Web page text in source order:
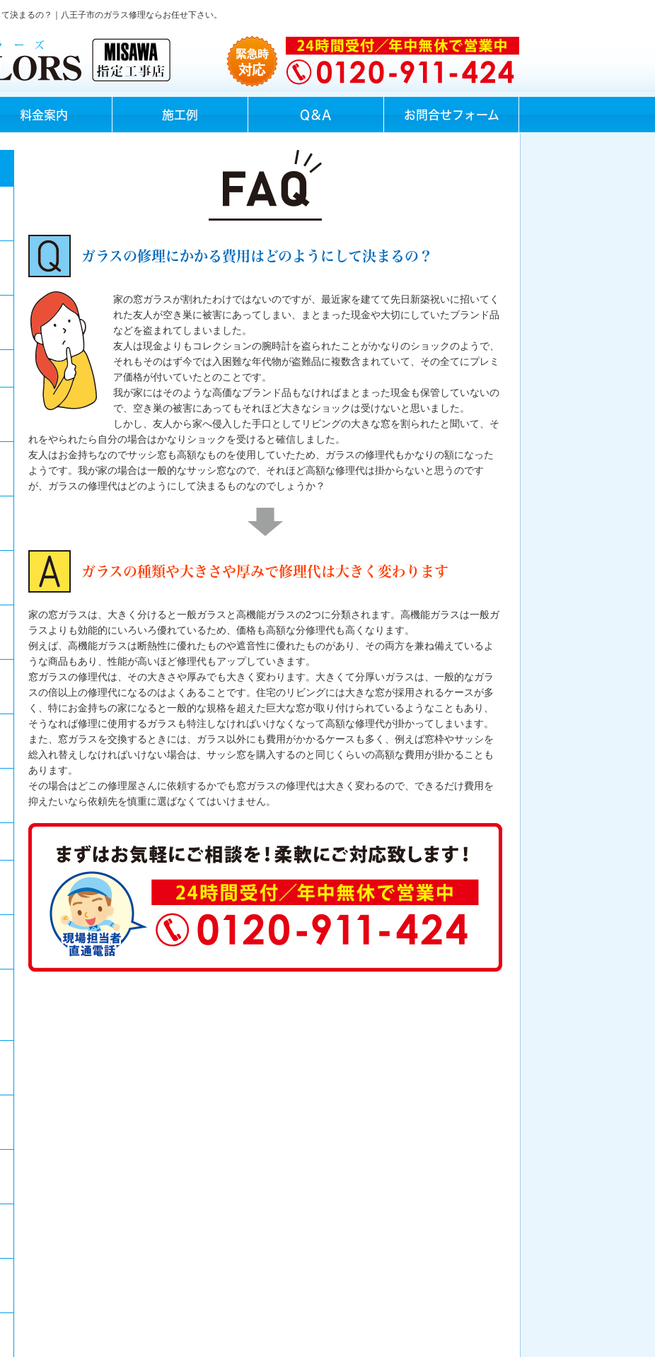
決まるの？｜八王子市のガラス修理ならお任せ下さい。
料金案内 施工例 Q＆A お問合せフォーム
ガラスの修理にかかる費用はどのようにして決まるの？
家の窓ガラスが割れたわけではないのですが、最近家を建てて先日新築祝いに招いてく
れた友人が空き巣に被害にあってしまい、まとまった現金や大切にしていたブランド品
などを盗まれてしまいました。
友人は現金よりもコレクションの腕時計を盗られたことがかなりのショックのようで、
それもそのはず今では入困難な年代物が盗難品に複数含まれていて、その全てにプレミ
ア価格が付いていたとのことです。
我が家にはそのような高価なブランド品もなければまとまった現金も保管していないの
で、空き巣の被害にあってもそれほど大きなショックは受けないと思いました。
しかし、友人から家へ侵入した手口としてリビングの大きな窓を割られたと聞いて、そ
れをやられたら自分の場合はかなりショックを受けると確信しました。
友人はお金持ちなのでサッシ窓も高額なものを使用していたため、ガラスの修理代もかなりの額になった
ようです。我が家の場合は一般的なサッシ窓なので、それほど高額な修理代は掛からないと思うのです
が、ガラスの修理代はどのようにして決まるものなのでしょうか？
ガラスの種類や大きさや厚みで修理代は大きく変わります
家の窓ガラスは、大きく分けると一般ガラスと高機能ガラスの2つに分類されます。高機能ガラスは一般ガ
ラスよりも効能的にいろいろ優れているため、価格も高額な分修理代も高くなります。
例えば、高機能ガラスは断熱性に優れたものや遮音性に優れたものがあり、その両方を兼ね備えているよ
うな商品もあり、性能が高いほど修理代もアップしていきます。
窓ガラスの修理代は、その大きさや厚みでも大きく変わります。大きくて分厚いガラスは、一般的なガラ
スの倍以上の修理代になるのはよくあることです。住宅のリビングには大きな窓が採用されるケースが多
く、特にお金持ちの家になると一般的な規格を超えた巨大な窓が取り付けられているようなこともあり、
そうなれば修理に使用するガラスも特注しなければいけなくなって高額な修理代が掛かってしまいます。
また、窓ガラスを交換するときには、ガラス以外にも費用がかかるケースも多く、例えば窓枠やサッシを
総入れ替えしなければいけない場合は、サッシ窓を購入するのと同じくらいの高額な費用が掛かることも
あります。
その場合はどこの修理屋さんに依頼するかでも窓ガラスの修理代は大きく変わるので、できるだけ費用を
抑えたいなら依頼先を慎重に選ばなくてはいけません。